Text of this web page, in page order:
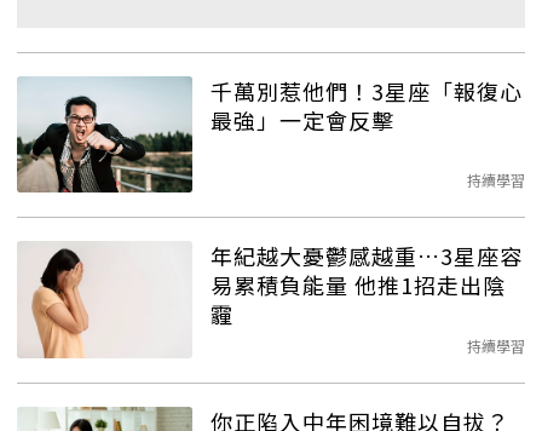
千萬別惹他們！3星座「報復心
最強」一定會反擊
持續學習
年紀越大憂鬱感越重…3星座容
易累積負能量 他推1招走出陰
霾
持續學習
你正陷入中年困境難以自拔？